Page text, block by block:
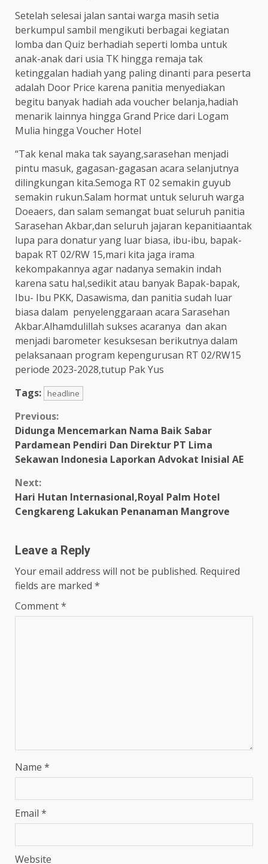
Setelah selesai jalan santai warga masih setia
berkumpul sambil mengikuti berbagai kegiatan
lomba dan Quiz berhadiah seperti lomba untuk
anak-anak dari usia TK hingga remaja tak
ketinggalan hadiah yang paling dinanti para peserta
adalah Door Price karena panitia menyediakan
begitu banyak hadiah ada voucher belanja,hadiah
menarik lainnya hingga Grand Price dari Logam
Mulia hingga Voucher Hotel
“Tak kenal maka tak sayang,sarasehan menjadi
pintu masuk, gagasan-gagasan acara selanjutnya
dilingkungan kita.Semoga RT 02 semakin guyub
semakin rukun.Salam hormat untuk seluruh warga
Doeaers, dan salam semangat buat seluruh panitia
Sarasehan Akbar,dan seluruh jajaran kepanitiaantak
lupa para donatur yang luar biasa, ibu-ibu, bapak-
bapak RT 02/RW 15,mari kita jaga irama
kekompakannya agar nadanya semakin indah
karena satu hal,sedikit atau banyak Bapak-bapak,
Ibu- Ibu PKK, Dasawisma, dan panitia sudah luar
biasa dalam penyelenggaraan acara Sarasehan
Akbar.Alhamdulillah sukses acaranya dan akan
menjadi barometer kesuksesan berikutnya dalam
pelaksanaan program kepengurusan RT 02/RW15
periode 2023-2028,tutup Pak Yus
Tags:
headline
Continue
Reading
Previous:
Didunga Mencemarkan Nama Baik Sabar
Pardamean Pendiri Dan Direktur PT Lima
Sekawan Indonesia Laporkan Advokat Inisial AE
Next:
Hari Hutan Internasional,Royal Palm Hotel
Cengkareng Lakukan Penanaman Mangrove
Leave a Reply
Your email address will not be published. Required
fields are marked *
Comment*
Name *
Email *
Website